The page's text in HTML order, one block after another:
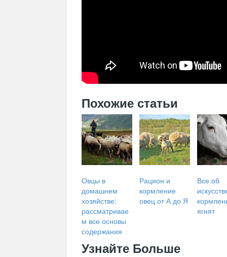
Похожие статьи
Овцы в
домашнем
хозяйстве:
рассматривае
м все основы
содержания
Рацион и
кормление
овец от А до Я
Все об
ягнят
Узнайте Больше